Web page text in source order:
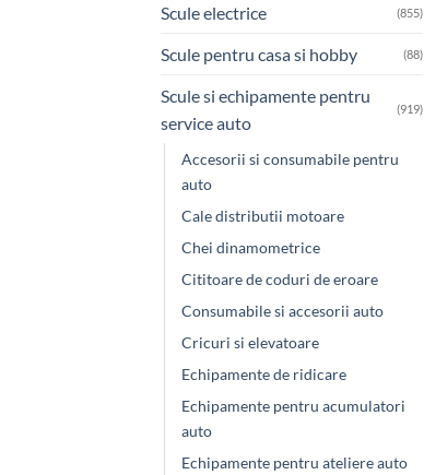
Scule electrice (855)
Scule pentru casa si hobby (88)
Scule si echipamente pentru
service auto
(919)
Accesorii si consumabile pentru
auto
Cale distributii motoare
Chei dinamometrice
Cititoare de coduri de eroare
Consumabile si accesorii auto
Cricuri si elevatoare
Echipamente de ridicare
Echipamente pentru acumulatori
auto
Echipamente pentru ateliere auto